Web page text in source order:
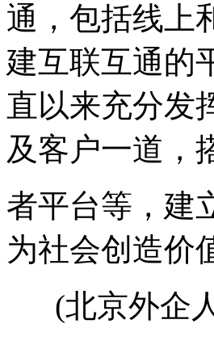
通，包括线上
建互联互通的
直以来充分发
及客户一道，
者平台等，建
为社会创造价
(北京外企